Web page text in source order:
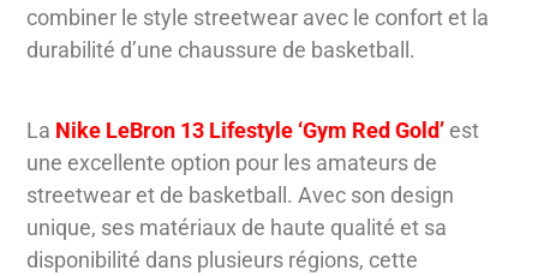
combiner le style streetwear avec le confort et la
durabilité d’une chaussure de basketball.
La Nike LeBron 13 Lifestyle ‘Gym Red Gold’ est
une excellente option pour les amateurs de
streetwear et de basketball. Avec son design
unique, ses matériaux de haute qualité et sa
disponibilité dans plusieurs régions, cette